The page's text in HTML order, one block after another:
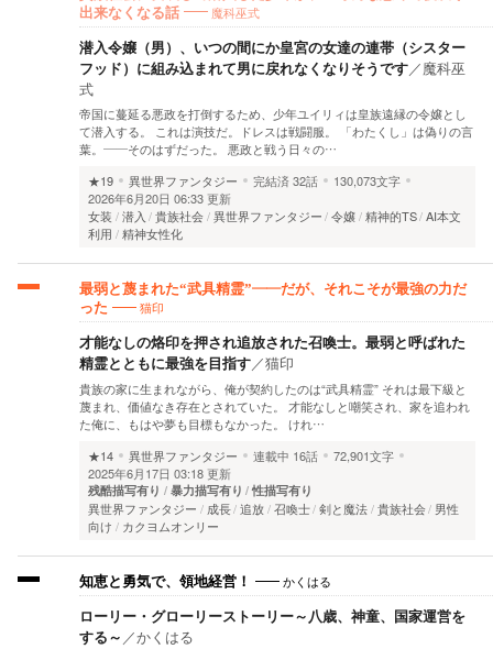
出来なくなる話
魔科巫式
潜入令嬢（男）、いつの間にか皇宮の女達の連帯（シスター
フッド）に組み込まれて男に戻れなくなりそうです／魔科巫
式
帝国に蔓延る悪政を打倒するため、少年ユイリィは皇族遠縁の令嬢とし
て潜入する。 これは演技だ。ドレスは戦闘服。 「わたくし」は偽りの言
葉。——そのはずだった。 悪政と戦う日々の…
★19
異世界ファンタジー 完結済32話
130,073文字
2026年6月20日 06:33 更新
女装
潜入 貴族社会 異世界ファンタジー 令嬢 精神的TS AI本文
利用
精神女性化
最弱と蔑まれた“武具精霊”――だが、それこそが最強の力だ
った
猫印
才能なしの烙印を押され追放された召喚士。最弱と呼ばれた
精霊とともに最強を目指す／猫印
貴族の家に生まれながら、俺が契約したのは“武具精霊” それは最下級と
蔑まれ、価値なき存在とされていた。 才能なしと嘲笑され、家を追われ
た俺に、もはや夢も目標もなかった。 けれ…
★14
異世界ファンタジー 連載中 16話
72,901文字
2025年6月17日 03:18 更新
残酷描写有り 暴力描写有り 性描写有り
異世界ファンタジー 成長 追放 召喚士 剣と魔法 貴族社会 男性
向け
カクヨムオンリー
知恵と勇気で、領地経営！ かくはる
ローリー・グローリーストーリー～八歳、神童、国家運営を
する～ ／かくはる